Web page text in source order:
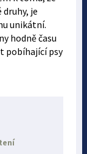
je
unikátní.
hodně času
pobíhající psy